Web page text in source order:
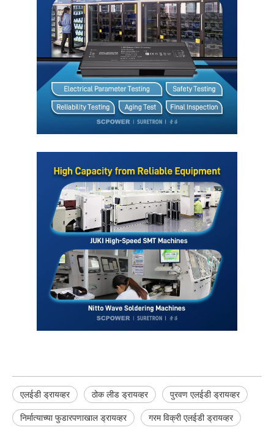
एलईडी ड्रायव्हर ठोक लीड ड्रायव्हर पुरवण एलईडी ड्रायव्हर
निर्मात्याच्या फुडारपणाखाल ड्रायव्हर गरम विक्री एलईडी ड्रायव्हर